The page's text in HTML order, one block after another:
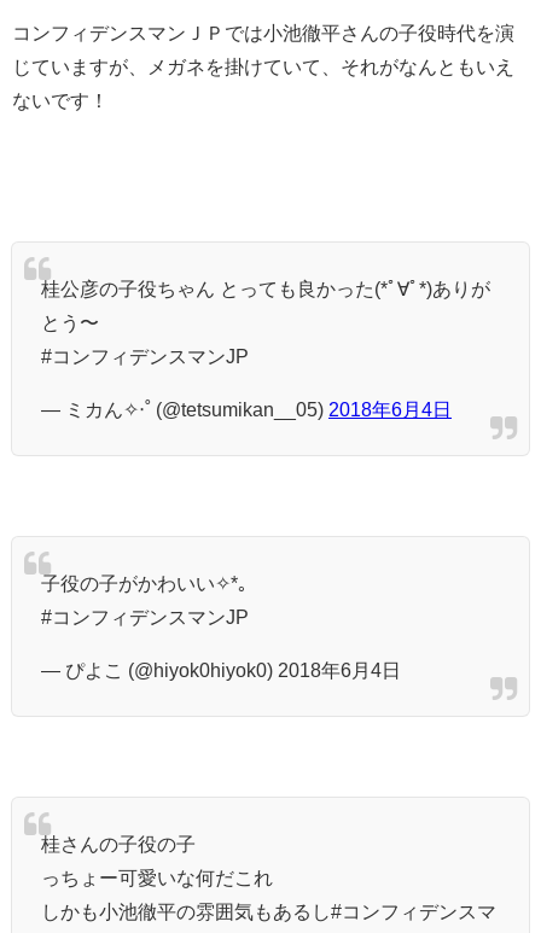
コンフィデンスマンＪＰでは小池徹平さんの子役時代を演
じていますが、メガネを掛けていて、それがなんともいえ
ないです！
桂公彦の子役ちゃん とっても良かった(*ﾟ∀ﾟ*)ありが
とう〜
#コンフィデンスマンJP
— ミカん✧‧˚ (@tetsumikan__05) 2018年6月4日
子役の子がかわいい✧*｡
#コンフィデンスマンJP
— ぴよこ (@hiyok0hiyok0) 2018年6月4日
桂さんの子役の子
っちょー可愛いな何だこれ
しかも小池徹平の雰囲気もあるし#コンフィデンスマ